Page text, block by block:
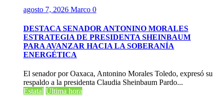
agosto 7, 2026 Marco 0
DESTACA SENADOR ANTONINO MORALES
ESTRATEGIA DE PRESIDENTA SHEINBAUM
PARA AVANZAR HACIA LA SOBERANÍA
ENERGÉTICA
El senador por Oaxaca, Antonino Morales Toledo, expresó su
respaldo a la presidenta Claudia Sheinbaum Pardo...
Estatal Última hora